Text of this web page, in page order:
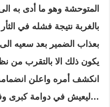
المتوحشة وهو ما أدى به
بالغربة نتيجة فشله في
بعذاب الضمير بعد سعيه
يكون ذلك الا بالتقرب من
انكشف أمره واعلن
…ليعيش في دوامة كبرى